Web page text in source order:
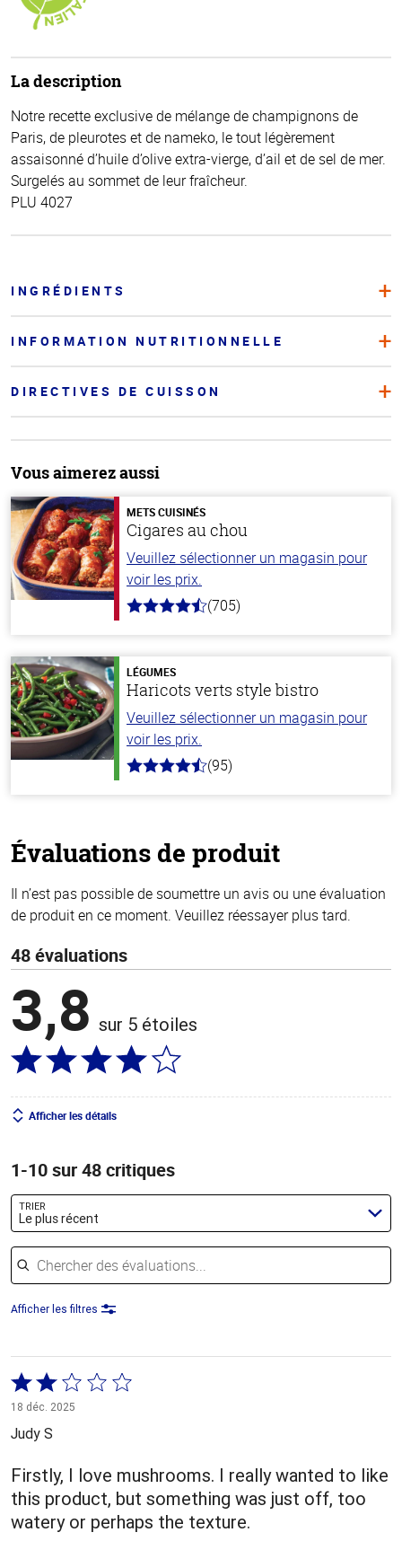
La description
Notre recette exclusive de mélange de champignons de
Paris, de pleurotes et de nameko, le tout légèrement
assaisonné d’huile d’olive extra-vierge, d’ail et de sel de mer.
Surgelés au sommet de leur fraîcheur.
PLU 4027
INGRÉDIENTS
INFORMATION NUTRITIONNELLE
DIRECTIVES DE CUISSON
Vous aimerez aussi
METS CUISINÉS
Cigares au chou
Veuillez sélectionner un magasin pour
voir les prix.
4.6
stars
(705)
LÉGUMES
Haricots verts style bistro
Veuillez sélectionner un magasin pour
voir les prix.
4.6
(95)
Évaluations de produit
Il n’est pas possible de soumettre un avis ou une évaluation
de produit en ce moment. Veuillez réessayer plus tard.
48 évaluations
3,8 sur 5 étoiles
Afficher les détails
1-10 sur 48 critiques
TRIER
Le plus récent
Chercher des évaluations
Afficher les filtres
Coté
2 sur
5
18 déc. 2025
Judy S
Firstly, I love mushrooms. I really wanted to like
this product, but something was just off, too
watery or perhaps the texture.